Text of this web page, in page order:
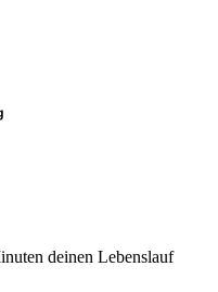
deinen Lebenslauf